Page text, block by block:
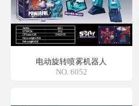
电动旋转喷雾机器人
NO. 6052